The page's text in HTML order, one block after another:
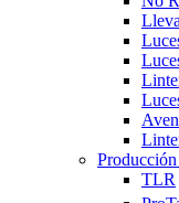
Producción
TLR